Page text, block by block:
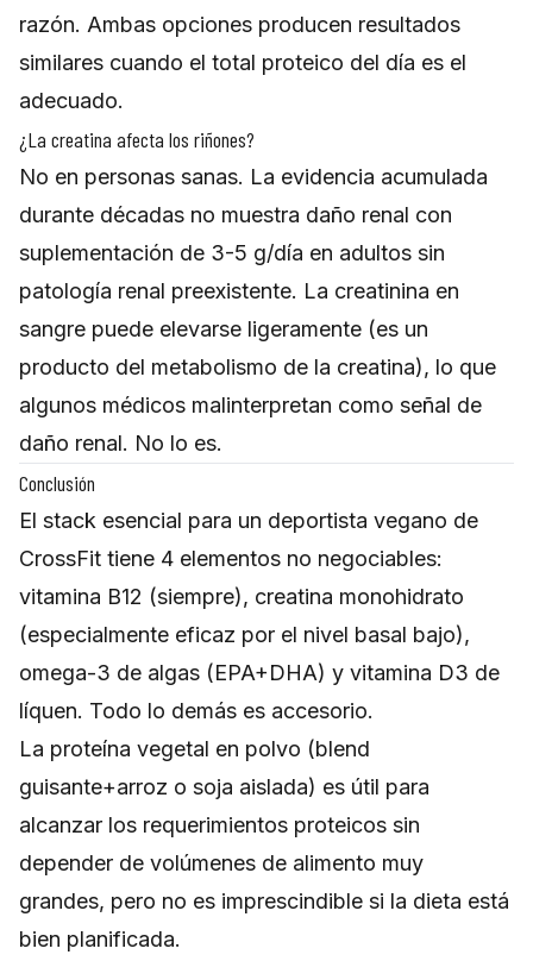
razón. Ambas opciones producen resultados
similares cuando el total proteico del día es el
adecuado.
¿La creatina afecta los riñones?
No en personas sanas. La evidencia acumulada
durante décadas no muestra daño renal con
suplementación de 3-5 g/día en adultos sin
patología renal preexistente. La creatinina en
sangre puede elevarse ligeramente (es un
producto del metabolismo de la creatina), lo que
algunos médicos malinterpretan como señal de
daño renal. No lo es.
Conclusión
El stack esencial para un deportista vegano de
CrossFit tiene 4 elementos no negociables:
vitamina B12 (siempre), creatina monohidrato
(especialmente eficaz por el nivel basal bajo),
omega-3 de algas (EPA+DHA) y vitamina D3 de
líquen. Todo lo demás es accesorio.
La proteína vegetal en polvo (blend
guisante+arroz o soja aislada) es útil para
alcanzar los requerimientos proteicos sin
depender de volúmenes de alimento muy
grandes, pero no es imprescindible si la dieta está
bien planificada.